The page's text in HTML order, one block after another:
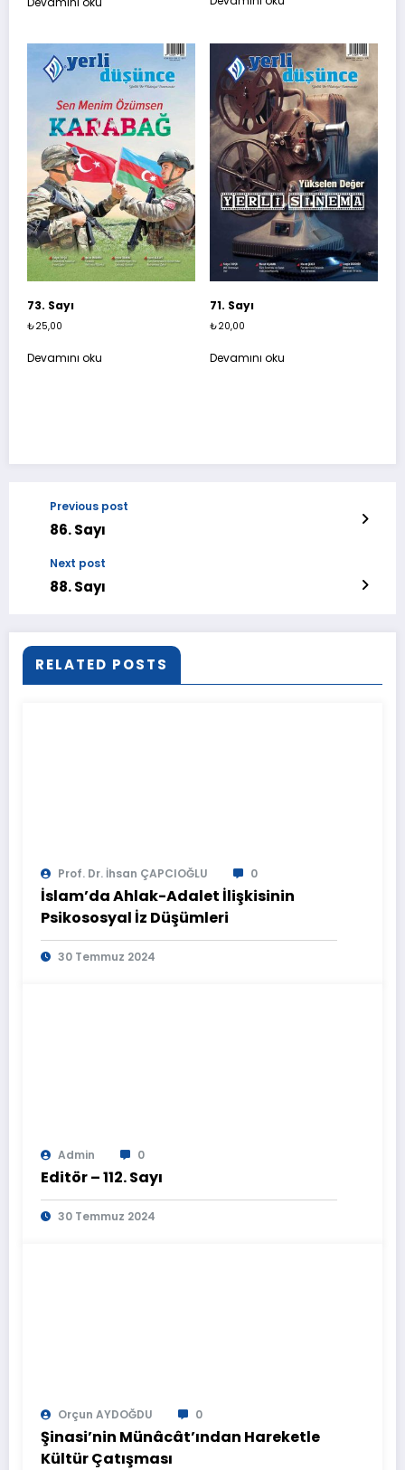
73. Sayı
₺25,00
Devamını oku
71. Sayı
₺20,00
Devamını oku
Previous post
86. Sayı
Next post
88. Sayı
RELATED POSTS
Prof. Dr. İhsan ÇAPCIOĞLU 0
İslam’da Ahlak-Adalet İlişkisinin
Psikososyal İz Düşümleri
30 Temmuz 2024
Admin 0
Editör – 112. Sayı
30 Temmuz 2024
Orçun AYDOĞDU 0
Şinasi’nin Münâcât’ından Hareketle
Kültür Çatışması